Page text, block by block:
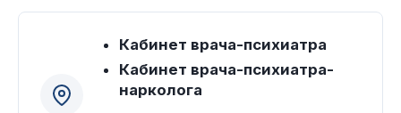
Кабинет врача-психиатра
Кабинет врача-психиатра-
нарколога